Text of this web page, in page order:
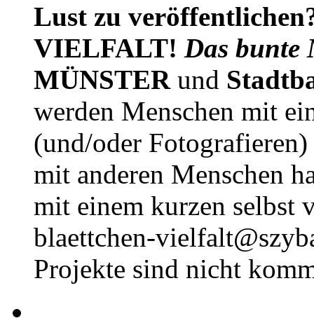
Lust zu
VIELFALT! Das bunte
MÜNSTERund
werden Menschen mit
(und/oder
mit anderen Menschen
mit einem kurzen selbst
blaettchen-
Projekte sind nicht